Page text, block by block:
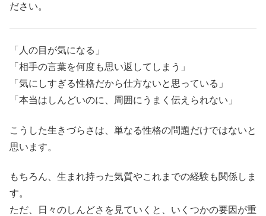
ださい。
「人の目が気になる」
「相手の言葉を何度も思い返してしまう」
「気にしすぎる性格だから仕方ないと思っている」
「本当はしんどいのに、周囲にうまく伝えられない」
こうした生きづらさは、単なる性格の問題だけではないと
思います。
もちろん、生まれ持った気質やこれまでの経験も関係しま
す。
ただ、日々のしんどさを見ていくと、いくつかの要因が重